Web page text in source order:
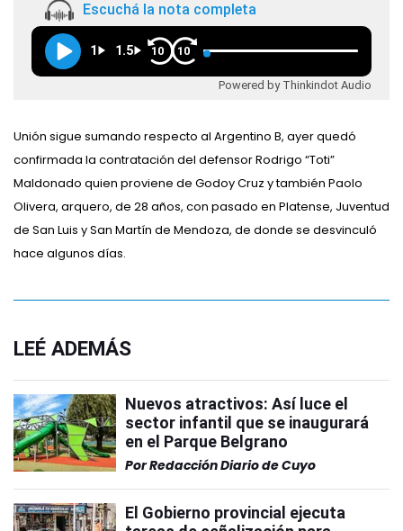
Escuchá la nota completa
1 1.5 10 10
Powered by Thinkindot Audio
Unión sigue sumando respecto al Argentino B, ayer quedó
confirmada la contratación del defensor Rodrigo “Toti”
Maldonado quien proviene de Godoy Cruz y también Paolo
Olivera, arquero, de 28 años, con pasado en Platense, Juventud
de San Luis y San Martín de Mendoza, de donde se desvinculó
hace algunos días.
LEÉ ADEMÁS
Nuevos atractivos: Así luce el
sector infantil que se inaugurará
en el Parque Belgrano
PorRedacción Diario de Cuyo
El Gobierno provincial ejecuta